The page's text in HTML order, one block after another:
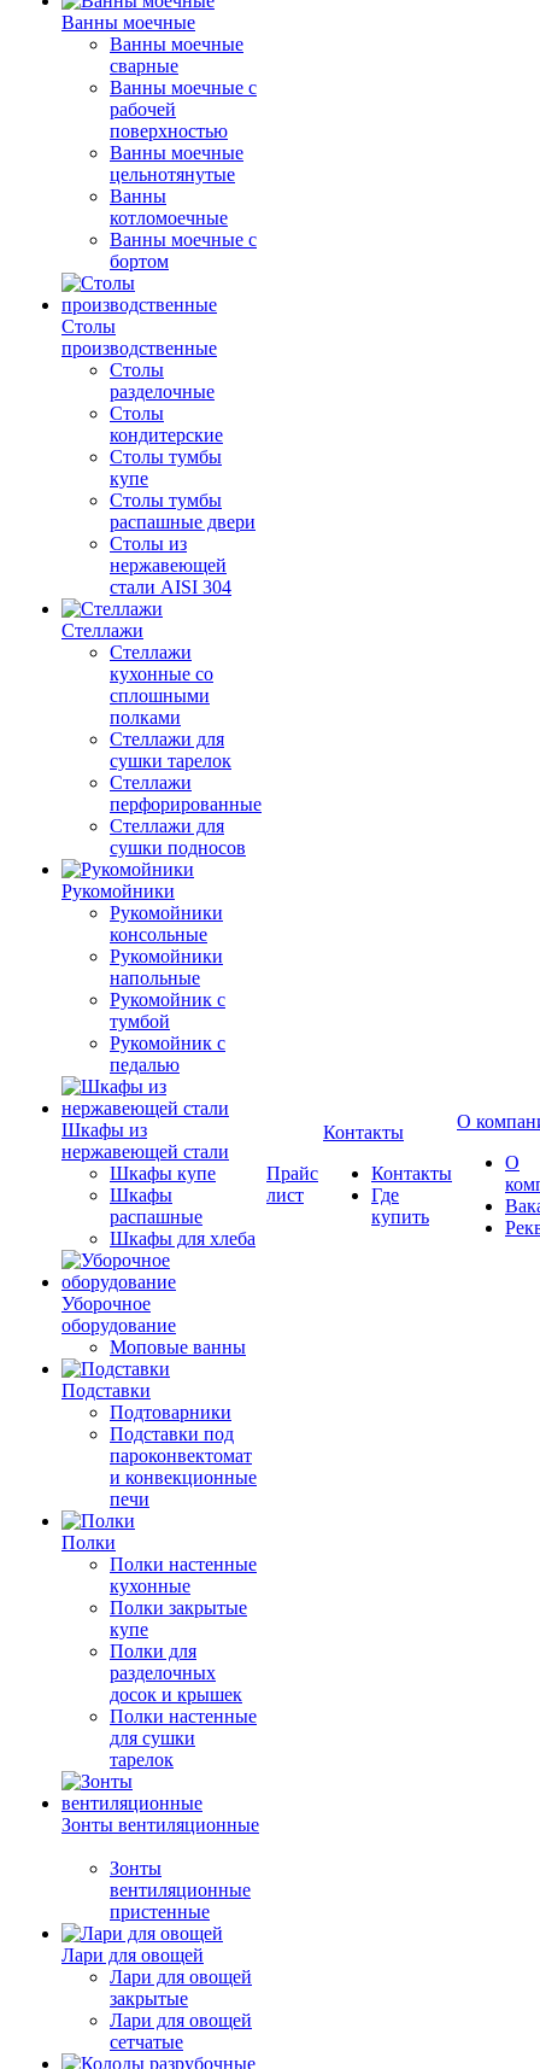
Ванны моечные
Ванны моечные
сварные
Ванны моечные с
рабочей
поверхностью
Ванны моечные
цельнотянутые
Ванны
котломоечные
Ванны моечные с
бортом
Столы
производственные
Столы
разделочные
Столы
кондитерские
Столы тумбы
купе
Столы тумбы
распашные двери
Столы из
нержавеющей
стали AISI 304
Стеллажи
Стеллажи
кухонные со
сплошными
полками
Стеллажи для
сушки тарелок
Стеллажи
перфорированные
Стеллажи для
сушки подносов
Рукомойники
Рукомойники
консольные
Рукомойники
напольные
Рукомойник с
тумбой
Рукомойник с
педалью
Шкафы из
нержавеющей стали
Шкафы купе
Шкафы
распашные
Шкафы для хлеба
Уборочное
оборудование
Моповые ванны
Подставки
Подтоварники
Подставки под
пароконвектомат
и конвекционные
печи
Полки
Полки настенные
кухонные
Полки закрытые
купе
Полки для
разделочных
досок и крышек
Полки настенные
для сушки
тарелок
Зонты вентиляционные
Зонты
вентиляционные
пристенные
Лари для овощей
Лари для овощей
закрытые
Лари для овощей
сетчатые
Прайс
лист
Контакты
Контакты
Где
купить
О
О